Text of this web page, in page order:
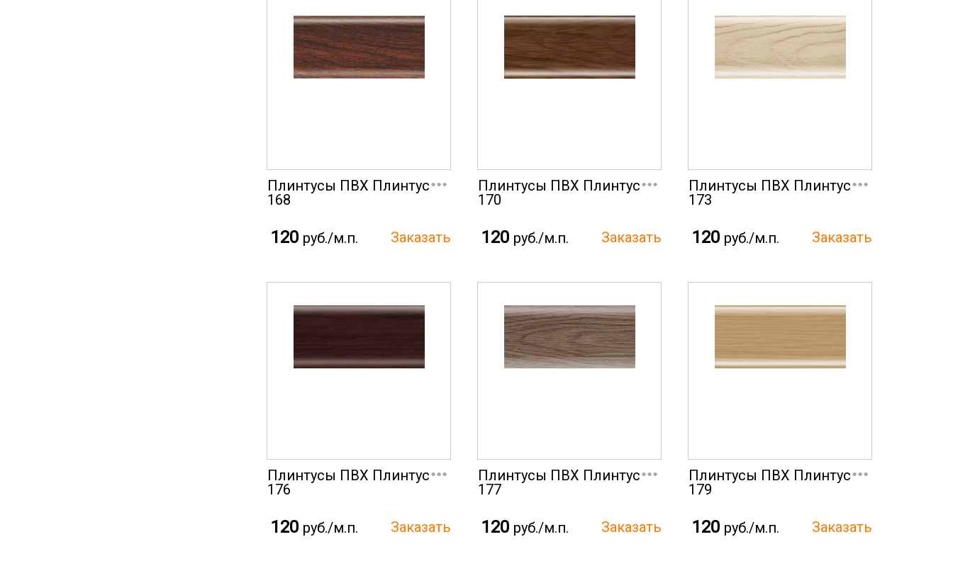
Плинтусы ПВХ Плинтус
168
...
120 руб./м.п.
Плинтусы ПВХ Плинтус
170
...
120 руб./м.п.
Плинтусы ПВХ Плинтус
173
...
120 руб./м.п.
Плинтусы ПВХ Плинтус
176
...
120 руб./м.п.
Плинтусы ПВХ Плинтус
177
...
120 руб./м.п.
Плинтусы ПВХ Плинтус
179
...
120 руб./м.п.